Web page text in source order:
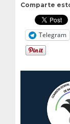
Comparte
Telegram